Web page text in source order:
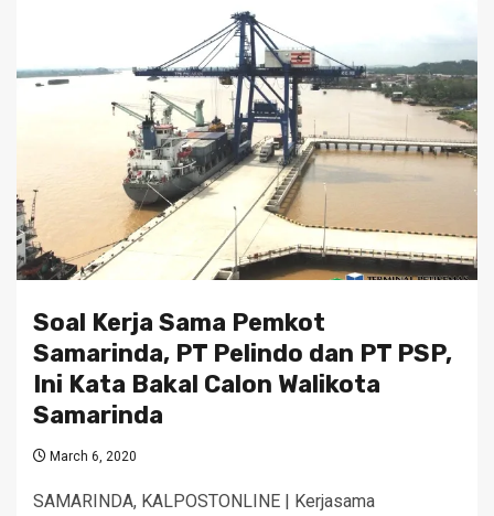
Soal Kerja Sama Pemkot
Samarinda, PT Pelindo dan PT PSP,
Ini Kata Bakal Calon Walikota
Samarinda
March 6, 2020
SAMARINDA, KALPOSTONLINE | Kerjasama